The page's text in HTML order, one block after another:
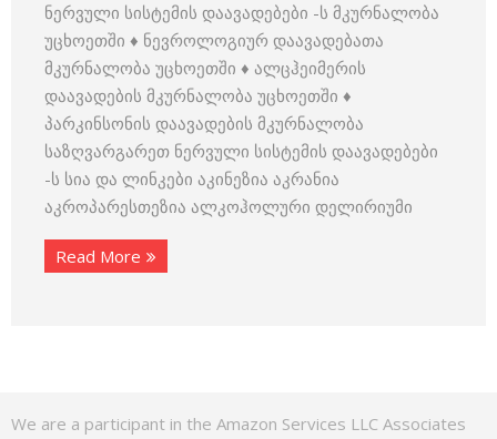
ნერვული სისტემის დაავადებები -ს მკურნალობა
უცხოეთში ♦ ნევროლოგიურ დაავადებათა
მკურნალობა უცხოეთში ♦ ალცჰეიმერის
დაავადების მკურნალობა უცხოეთში ♦
პარკინსონის დაავადების მკურნალობა
საზღვარგარეთ ნერვული სისტემის დაავადებები
-ს სია და ლინკები აკინეზია აკრანია
აკროპარესთეზია ალკოჰოლური დელირიუმი
Read More
We are a participant in the Amazon Services LLC Associates